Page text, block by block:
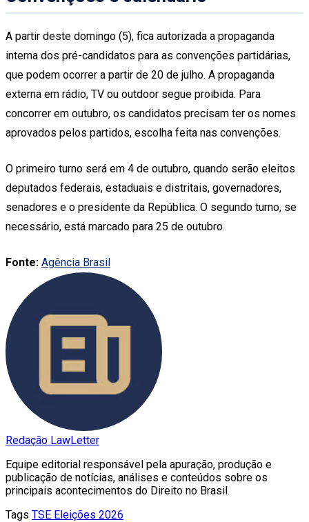
A partir deste domingo (5), fica autorizada a propaganda
interna dos pré-candidatos para as convenções partidárias,
que podem ocorrer a partir de 20 de julho. A propaganda
externa em rádio, TV ou outdoor segue proibida. Para
concorrer em outubro, os candidatos precisam ter os nomes
aprovados pelos partidos, escolha feita nas convenções.
O primeiro turno será em 4 de outubro, quando serão eleitos
deputados federais, estaduais e distritais, governadores,
senadores e o presidente da República. O segundo turno, se
necessário, está marcado para 25 de outubro.
Fonte: Agência Brasil
Redação LawLetter
Equipe editorial responsável pela apuração, produção e
publicação de notícias, análises e conteúdos sobre os
principais acontecimentos do Direito no Brasil.
Tags TSE Eleições 2026